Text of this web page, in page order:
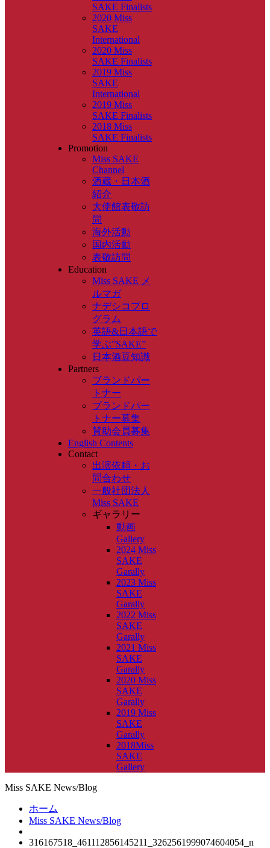
SAKE Finalists
2020 Miss
SAKE
International
2020 Miss
SAKE Finalists
2019 Miss
SAKE
International
2019 Miss
SAKE Finalists
2018 Miss
SAKE Finalists
Promotion
Miss SAKE
Channel
酒蔵・日本酒
紹介
大使館表敬訪
問
海外活動
国内活動
表敬訪問
Education
Miss SAKE メ
ルマガ
ナデシコプロ
グラム
英語&日本語で
学ぶ”SAKE”
日本酒豆知識
Partners
ブランドパー
トナー
ブランドパー
トナー募集
賛助会員募集
English Contents
Contact
出演依頼・お
問合わせ
一般社団法人
Miss SAKE
ギャラリー
動画
Gallery
2024 Miss
SAKE
Garally
2023 Miss
SAKE
Garally
2022 Miss
SAKE
Garally
2021 Miss
SAKE
Garally
2020 Miss
SAKE
Garally
2019 Miss
SAKE
Garally
2018Miss
SAKE
Gallery
Miss SAKE News/Blog
ホーム
Miss SAKE News/Blog
316167518_461112856145211_3262561999074604054_n